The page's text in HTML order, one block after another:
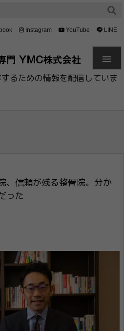
るための情報を配信していま

Instagram YouTube LINE
、信頼が残る整骨院。分か
った